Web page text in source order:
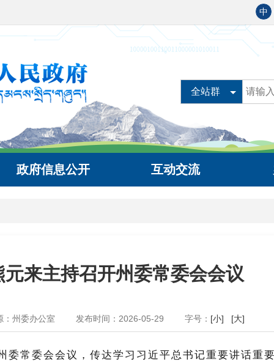
中
全站群
政府信息公开 互动交流
元来主持召开州委常委会会议
：州委办公室 发布时间：2026-05-29 字号： [小] [大]
常委会会议，传达学习习近平总书记重要讲话重